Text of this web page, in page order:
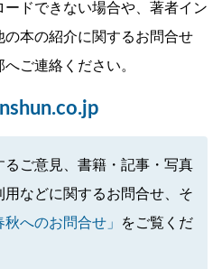
ドできない場合や、著者イン
の本の紹介に関するお問合せ
ご連絡ください。
ご意見、書籍・記事・写真
などに関するお問合せ、そ
秋へのお問合せ」
をご覧くだ